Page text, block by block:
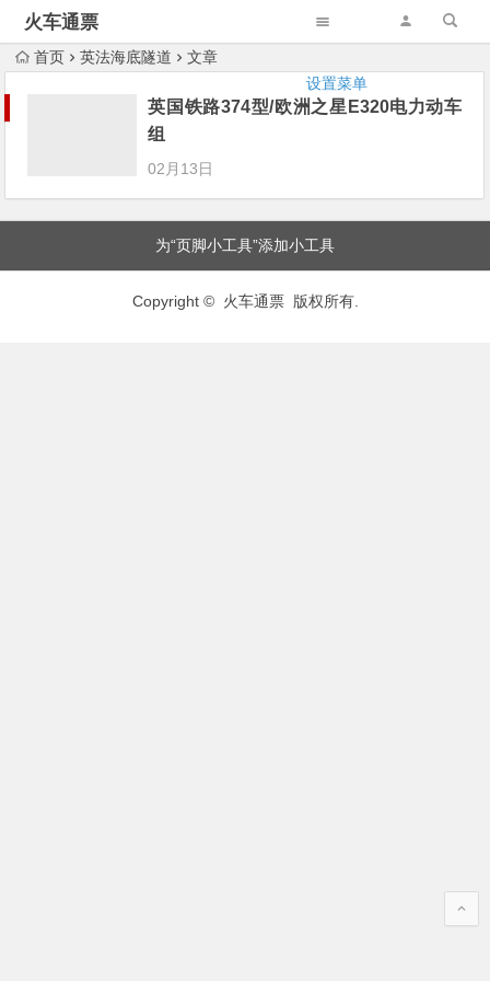
火车通票
设置菜单
首页 英法海底隧道 文章
英国铁路374型/欧洲之星E320电力动车
组
02月13日
为“页脚小工具”添加小工具
Copyright © 火车通票 版权所有.